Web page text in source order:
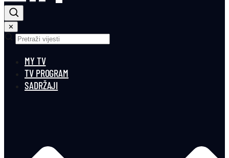
✕
MY TV
TV PROGRAM
SADRŽAJI